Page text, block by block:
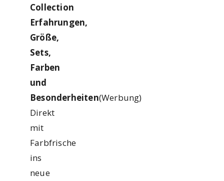
Collection
Erfahrungen,
Größe,
Sets,
Farben
und
Besonderheiten(Werbung)
Direkt
mit
Farbfrische
ins
neue